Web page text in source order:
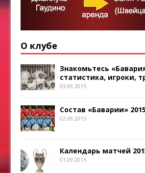
О клубе
Знакомьтесь
статистика, игроки,
03.09.2015
Состав «Баварии»
02.09.2015
Календарь матчей
01.09.2015